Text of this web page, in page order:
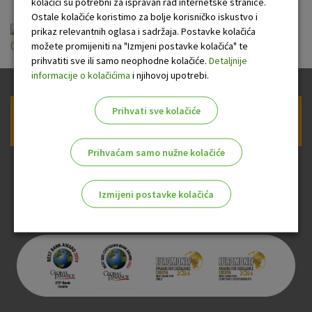
General Terms and Conditions of Brokerage
Operations (valid from 14.07.2025.).pdf
Prijava na newsletter OTP banke
Ostale kolačiće koristimo za bolje korisničko iskustvo i
prikaz relevantnih oglasa i sadržaja. Postavke kolačića
možete promijeniti na "Izmjeni postavke kolačića" te
prihvatiti sve ili samo neophodne kolačiće. Detaljnije
informacije o kolačićima i njihovoj upotrebi.
Prihvati sve kolačiće
Prihvaćam samo nužne kolačiće
Izmijeni postavke kolačića